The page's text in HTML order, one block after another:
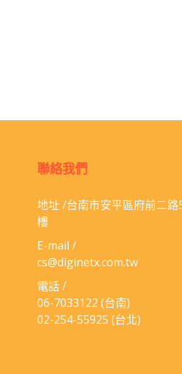
聯絡我們
地址 /台南市安平區府前二路
樓
E-mail /
cs@diginetx.com.tw
電話 /
06-​7033122 (台南)
02-254-55925 (台北)